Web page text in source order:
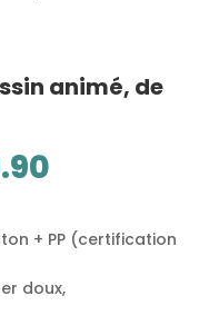
animé, de
+ PP (certification
doux,